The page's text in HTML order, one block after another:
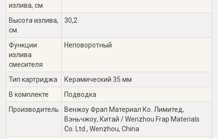
излива, см.
Высота излива,
см.
30,2
Функции
излива
смесителя
Неповоротный
Тип картриджа
Керамический 35 мм
В комплекте
Подводка
Производитель
Венжоу Фрап Материал Ко. Лимитед,
Вэньчжоу, Китай / Wenzhou Frap Materials
Co. Ltd., Wenzhou, China